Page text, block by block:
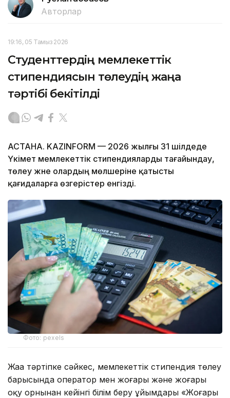
Авторлар
19:16, 05 Тамыз 2026
Студенттердің мемлекеттік
стипендиясын төлеудің жаңа
тәртібі бекітілді
АСТАНА. KAZINFORM — 2026 жылғы 31 шілдеде
Үкімет мемлекеттік стипендияларды тағайындау,
төлеу және олардың мөлшеріне қатысты
қағидаларға өзгерістер енгізді.
Фото: pexels
Жаңа тәртіпке сәйкес, мемлекеттік стипендия төлеу
барысында оператор мен жоғары және жоғары
оқу орнынан кейінгі білім беру ұйымдары «Жоғары